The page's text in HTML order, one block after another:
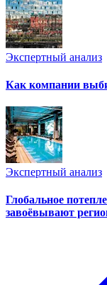
Экспертный анализ
Как компании
Экспертный анализ
Глобальное
завоёвывают